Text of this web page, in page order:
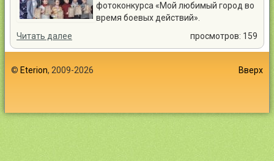
фотоконкурса «Мой любимый город во
время боевых действий».
Читать далее
просмотров: 159
© Eterion, 2009-2026 Вверх